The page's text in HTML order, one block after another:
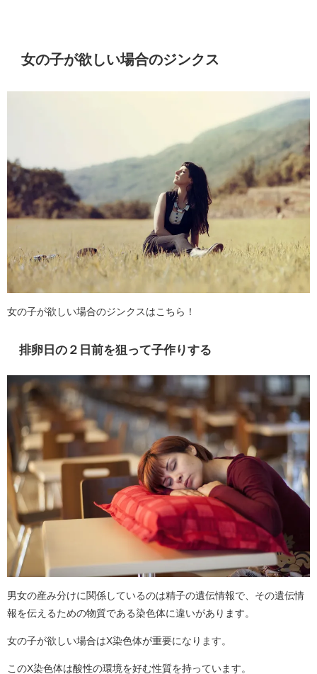
女の子が欲しい場合のジンクス
女の子が欲しい場合のジンクスはこちら！
排卵日の２日前を狙って子作りする
男女の産み分けに関係しているのは精子の遺伝情報で、その遺伝情
報を伝えるための物質である染色体に違いがあります。
女の子が欲しい場合はX染色体が重要になります。
このX染色体は酸性の環境を好む性質を持っています。